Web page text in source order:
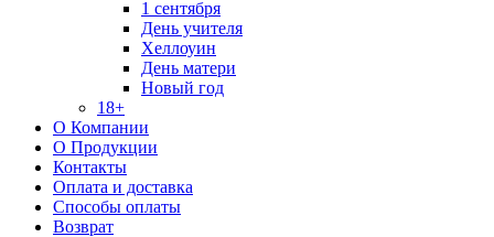
1 сентября
День учителя
Хеллоуин
День матери
Новый год
18+
О Компании
О Продукции
Контакты
Оплата и доставка
Способы оплаты
Возврат